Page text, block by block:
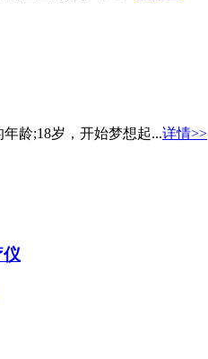
龄;18岁，开始梦想起...详情>>